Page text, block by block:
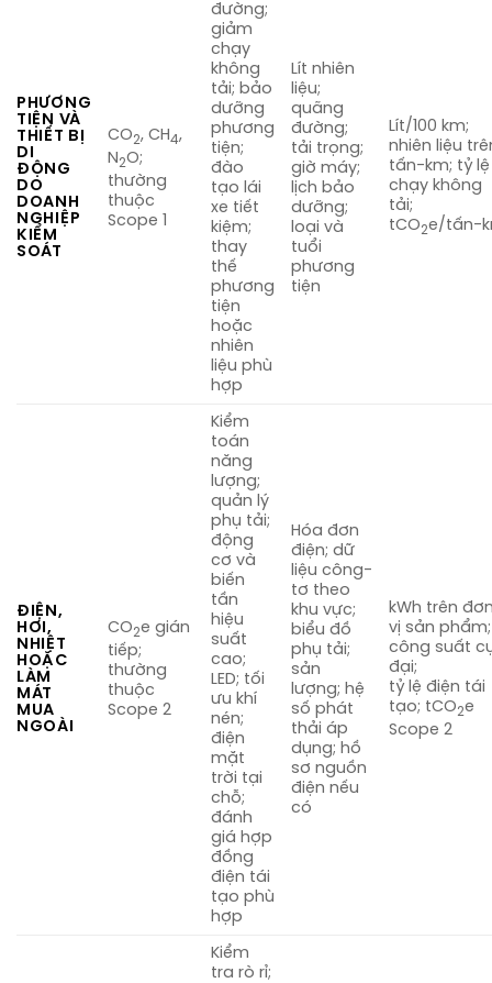
PHƯƠNG
TIỆN VÀ
THIẾT BỊ
DI
ĐỘNG
DO
DOANH
NGHIỆP
KIỂM
SOÁT
CO2, CH4,
N 2O;
thường
thuộc
Scope 1
đường;
giảm
chạy
không
tải; bảo
dưỡng
phương
tiện;
đào
tạo lái
xe tiết
kiệm;
thay
thế
phương
tiện
hoặc
nhiên
liệu phù
hợp
Lít nhiên
liệu;
quãng
đường;
tải trọng;
giờ máy;
lịch bảo
dưỡng;
loại và
tuổi
phương
tiện
Lít/100 km;
nhiên liệu
tấn-km; tỷ lệ
chạy không
tải;
tCO2e/tấn-
ĐIỆN,
HƠI,
NHIỆT
HOẶC
LÀM
MÁT
MUA
NGOÀI
CO2e gián
tiếp;
thường
thuộc
Scope 2
Kiểm
toán
năng
lượng;
quản lý
phụ tải;
động
cơ và
biến
tần
hiệu
suất
cao;
LED; tối
ưu khí
nén;
điện
mặt
trời tại
chỗ;
đánh
giá hợp
đồng
điện tái
tạo phù
hợp
Hóa đơn
điện; dữ
liệu công-
tơ theo
khu vực;
biểu đồ
phụ tải;
sản
lượng; hệ
số phát
thải áp
dụng; hồ
sơ nguồn
điện nếu
có
kWh trên
vị sản phẩm;
công suất
đại;
tỷ lệ điện tái
tạo; tCO2e
Scope 2
Kiểm
tra rò rỉ;